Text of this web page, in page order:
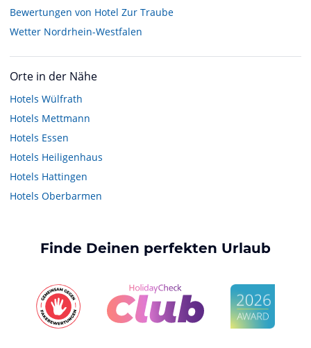
Bewertungen von Hotel Zur Traube
Wetter Nordrhein-Westfalen
Orte in der Nähe
Hotels Wülfrath
Hotels Mettmann
Hotels Essen
Hotels Heiligenhaus
Hotels Hattingen
Hotels Oberbarmen
Finde Deinen perfekten Urlaub